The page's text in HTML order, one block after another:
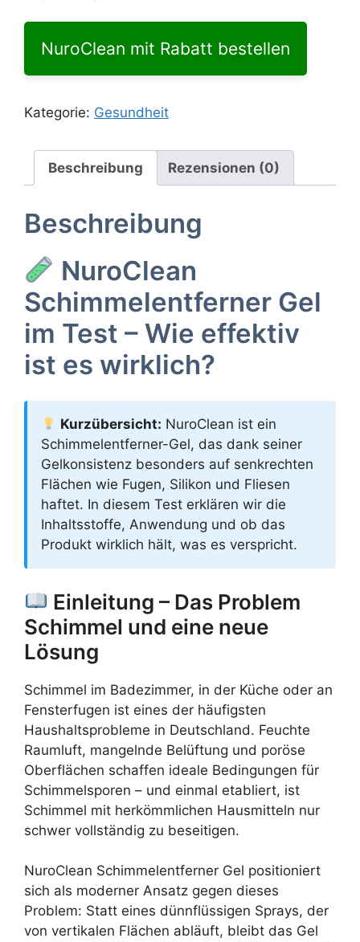
35,95 € 15,29 €.
NuroClean mit Rabatt bestellen
Kategorie: Gesundheit
Beschreibung Rezensionen (0)
Beschreibung
NuroClean
Schimmelentferner Gel
im Test – Wie effektiv
ist es wirklich?
Kurzübersicht: NuroClean ist ein
Schimmelentferner-Gel, das dank seiner
Gelkonsistenz besonders auf senkrechten
Flächen wie Fugen, Silikon und Fliesen
haftet. In diesem Test erklären wir die
Inhaltsstoffe, Anwendung und ob das
Produkt wirklich hält, was es verspricht.
Einleitung – Das Problem
Schimmel und eine neue
Lösung
Schimmel im Badezimmer, in der Küche oder an
Fensterfugen ist eines der häufigsten
Haushaltsprobleme in Deutschland. Feuchte
Raumluft, mangelnde Belüftung und poröse
Oberflächen schaffen ideale Bedingungen für
Schimmelsporen – und einmal etabliert, ist
Schimmel mit herkömmlichen Hausmitteln nur
schwer vollständig zu beseitigen.
NuroClean Schimmelentferner Gel positioniert
sich als moderner Ansatz gegen dieses
Problem: Statt eines dünnflüssigen Sprays, der
von vertikalen Flächen abläuft, bleibt das Gel